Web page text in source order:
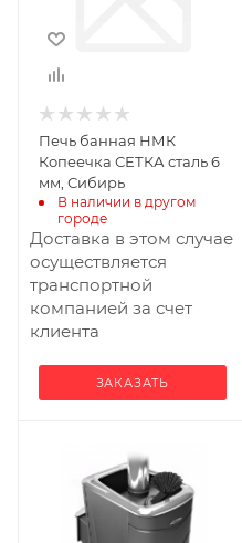
Печь банная НМК
Копеечка СЕТКА сталь 6
мм, Сибирь
В наличии в другом
городе
Доставка в этом случае
осуществляется
транспортной
компанией за счет
клиента
ЗАКАЗАТЬ
Глубина, мм